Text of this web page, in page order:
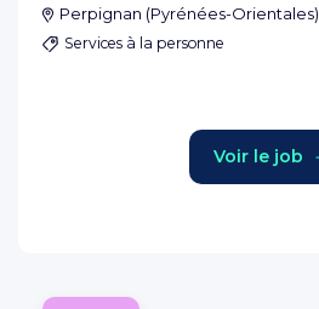
Perpignan (Pyrénées-Orientales)
Services à la personne
Voir le job